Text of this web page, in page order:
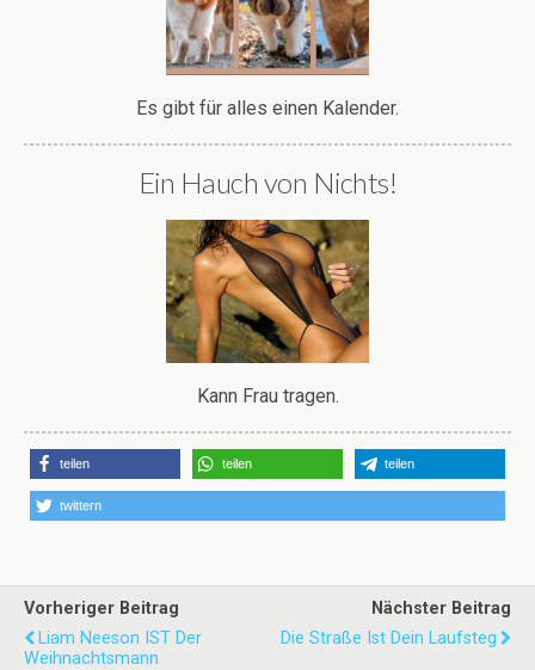
Es gibt für alles einen Kalender.
Ein Hauch von Nichts!
Kann Frau tragen.
teilen teilen teilen
twittern
Vorheriger Beitrag
Liam Neeson IST Der
Weihnachtsmann
Nächster Beitrag
Die Straße Ist Dein Laufsteg